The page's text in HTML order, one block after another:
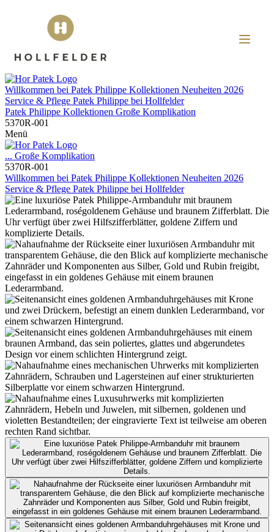
Willkommen bei Patek Philippe Kollektionen Neuheiten 2026
Service & Pflege Patek Philippe bei Hollfelder
Patek Philippe Kollektionen Große Komplikation
5370R-001
Menü
... Große Komplikation
5370R-001
Willkommen bei Patek Philippe Kollektionen Neuheiten 2026
Service & Pflege Patek Philippe bei Hollfelder